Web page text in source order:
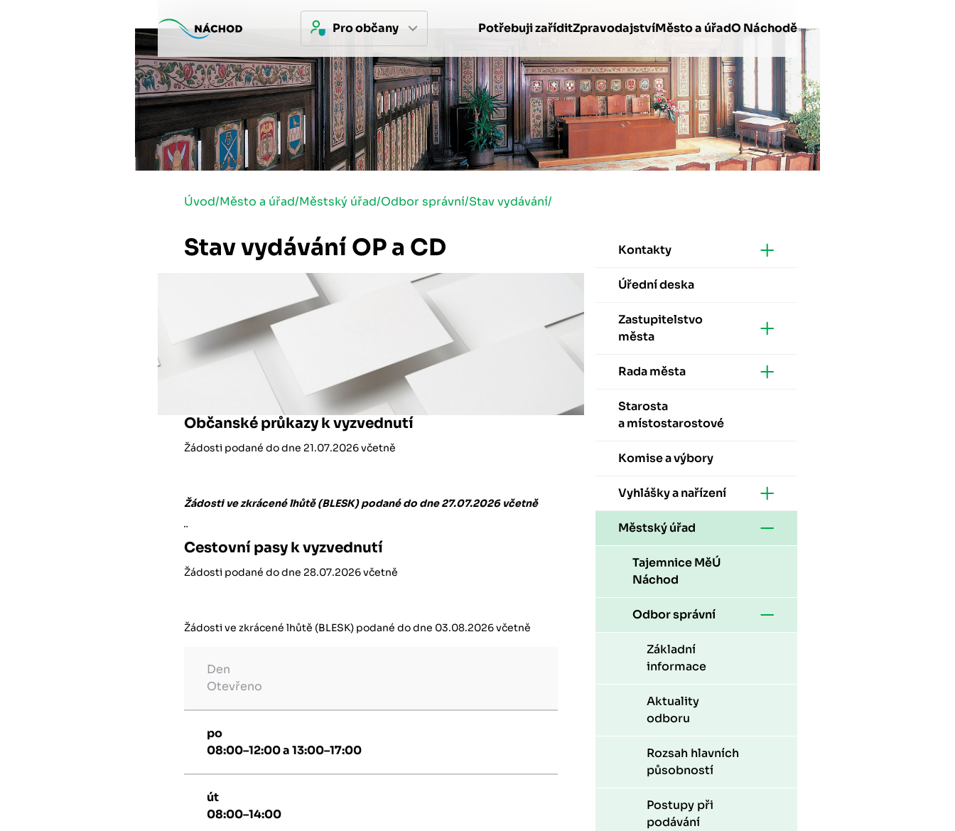
Pro občany Potřebuji zaříditZpravodajstvíMěsto a úřadO Náchodě
Úvod/Město a úřad/Městský úřad/Odbor správní/Stav vydávání/
Stav vydávání OP a CD
Občanské průkazy k vyzvednutí
Žádosti podané do dne 21.07.2026 včetně
Žádosti ve zkrácené lhůtě (BLESK) podané do dne 27.07.2026 včetně
¨
Cestovní pasy k vyzvednutí
Žádosti podané do dne 28.07.2026 včetně
Žádosti ve zkrácené lhůtě (BLESK) podanédo dne 03.08.2026včetně
Den
Otevřeno
po
08:00–12:00 a 13:00–17:00
út
08:00–14:00
Kontakty
Úřední deska
Zastupitelstvo
města
Rada města
Starosta
a místostarostové
Komise a výbory
Vyhlášky a nařízení
Městský úřad
Tajemnice MěÚ
Náchod
Odbor správní
Základní
informace
Aktuality
odboru
Rozsah hlavních
působností
Postupy při
podávání